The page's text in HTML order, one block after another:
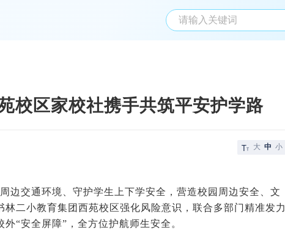
校区家校社携手共筑平安护学路
大 中 小
边交通环境、守护学生上下学安全，营造校园周边安全、文
二小教育集团西苑校区强化风险意识，联合多部门精准发力
“安全屏障”，全方位护航师生安全。